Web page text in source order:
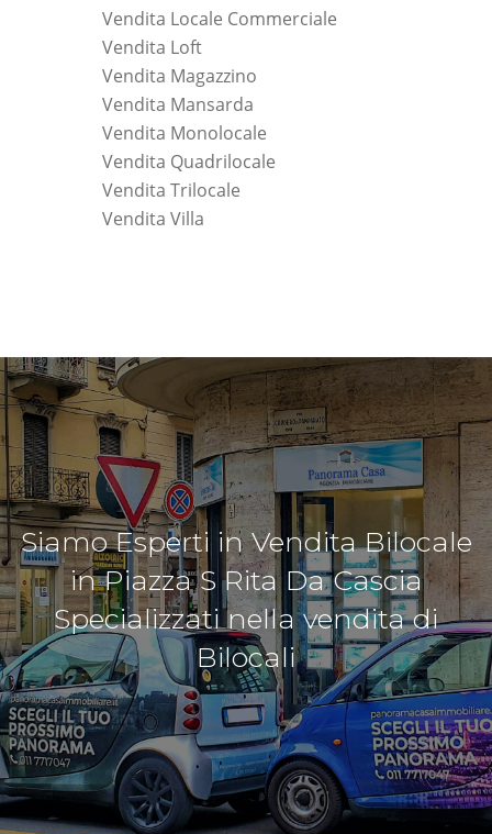
Vendita Locale Commerciale
Vendita Loft
Vendita Magazzino
Vendita Mansarda
Vendita Monolocale
Vendita Quadrilocale
Vendita Trilocale
Vendita Villa
Siamo Esperti in Vendita Bilocale
in Piazza S Rita Da Cascia
Specializzati nella vendita di
Bilocali